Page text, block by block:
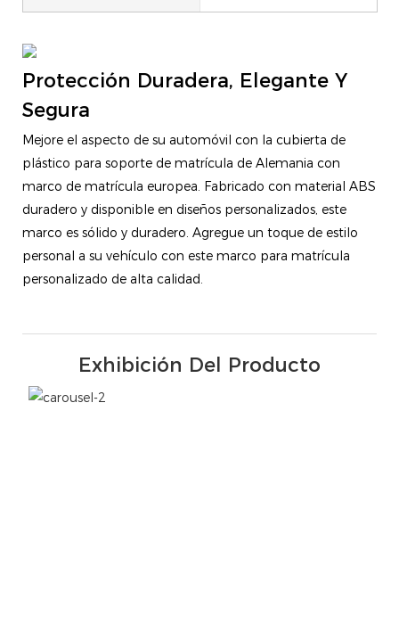
Protección Duradera, Elegante Y
Segura
Mejore el aspecto de su automóvil con la cubierta de
plástico para soporte de matrícula de Alemania con
marco de matrícula europea. Fabricado con material ABS
duradero y disponible en diseños personalizados, este
marco es sólido y duradero. Agregue un toque de estilo
personal a su vehículo con este marco para matrícula
personalizado de alta calidad.
Exhibición Del Producto